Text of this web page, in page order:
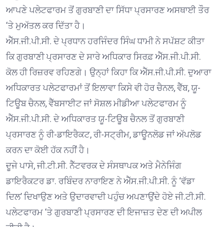
ਆਪਣੇ ਪਲੇਟਫਾਰਮ ਤੋਂ ਗੁਰਬਾਣੀ ਦਾ ਸਿੱਧਾ ਪ੍ਰਸਾਰਣ ਅਸਥਾਈ ਤੌਰ
‘ਤੇ ਮੁਅੱਤਲ ਕਰ ਦਿੱਤਾ ਹੈ।
ਐੱਸ.ਜੀ.ਪੀ.ਸੀ. ਦੇ ਪ੍ਰਧਾਨ ਹਰਜਿੰਦਰ ਸਿੰਘ ਧਾਮੀ ਨੇ ਸਪੱਸ਼ਟ ਕੀਤਾ
ਕਿ ਗੁਰਬਾਣੀ ਪ੍ਰਸਾਰਣ ਦੇ ਸਾਰੇ ਅਧਿਕਾਰ ਸਿਰਫ਼ ਐੱਸ.ਜੀ.ਪੀ.ਸੀ.
ਕੋਲ ਹੀ ਰਿਜ਼ਰਵ ਰਹਿਣਗੇ। ਉਨ੍ਹਾਂ ਕਿਹਾ ਕਿ ਐੱਸ.ਜੀ.ਪੀ.ਸੀ. ਦੁਆਰਾ
ਅਧਿਕਾਰਤ ਪਲੇਟਫਾਰਮਾਂ ਤੋਂ ਇਲਾਵਾ ਕਿਸੇ ਵੀ ਹੋਰ ਚੈਨਲ, ਵੈੱਬ, ਯੂ-
ਟਿਊਬ ਚੈਨਲ, ਵੈੱਬਸਾਈਟ ਜਾਂ ਸੋਸ਼ਲ ਮੀਡੀਆ ਪਲੇਟਫਾਰਮ ਨੂੰ
ਐੱਸ.ਜੀ.ਪੀ.ਸੀ. ਦੇ ਅਧਿਕਾਰਤ ਯੂ-ਟਿਊਬ ਚੈਨਲ ਤੋਂ ਗੁਰਬਾਣੀ
ਪ੍ਰਸਾਰਣ ਨੂੰ ਰੀ-ਡਾਇਰੈਕਟ, ਰੀ-ਸਟ੍ਰੀਮ, ਡਾਊਨਲੋਡ ਜਾਂ ਅੱਪਲੋਡ
ਕਰਨ ਦਾ ਕੋਈ ਹੱਕ ਨਹੀਂ ਹੈ।
ਦੂਜੇ ਪਾਸੇ, ਜੀ.ਟੀ.ਸੀ. ਨੈੱਟਵਰਕ ਦੇ ਸੰਸਥਾਪਕ ਅਤੇ ਮੈਨੇਜਿੰਗ
ਡਾਇਰੈਕਟਰ ਡਾ. ਰਬਿੰਦਰ ਨਾਰਾਇਣ ਨੇ ਐੱਸ.ਜੀ.ਪੀ.ਸੀ. ਨੂੰ ‘ਵੱਡਾ
ਦਿਲ’ ਦਿਖਾਉਣ ਅਤੇ ਉਦਾਰਵਾਦੀ ਪਹੁੰਚ ਅਪਣਾਉਂਦੇ ਹੋਏ ਜੀ.ਟੀ.ਸੀ.
ਪਲੇਟਫਾਰਮ ‘ਤੇ ਗੁਰਬਾਣੀ ਪ੍ਰਸਾਰਣ ਦੀ ਇਜਾਜ਼ਤ ਦੇਣ ਦੀ ਅਪੀਲ